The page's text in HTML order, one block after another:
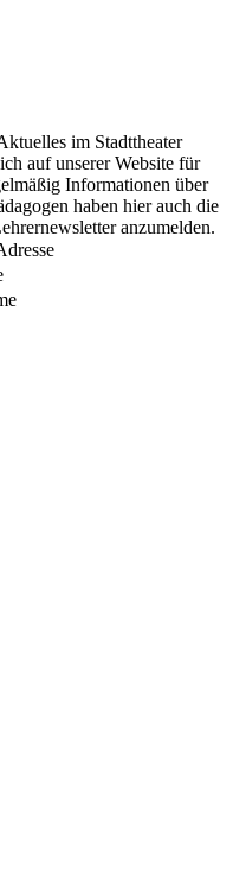
im Stadttheater
auf unserer Website für
Informationen über
haben hier auch die
anzumelden.